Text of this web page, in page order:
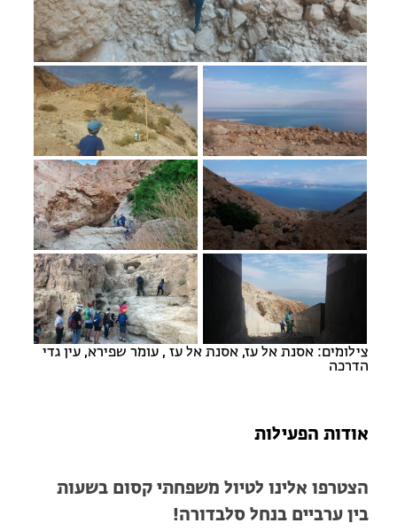
מחנות קיץ
מחנות קיץ
חופשות בבתי ספר שדה
ארץ אהבתי – קבוצות טיולים למבוגרים
צילומים: אסנת אל עז, אסנת אל עז , עומר שפירא, עין גדי
הדרכה
אודות הפעילות
הצטרפו אלינו לטיול משפחתי קסום בשעות
בין ערביים בנחל סלבדורה!